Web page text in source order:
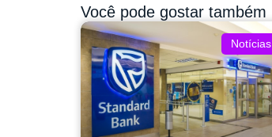
Você pode gostar também
Notícias